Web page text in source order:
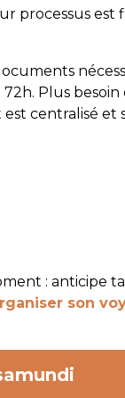
processus
Plus
centralisé et
: anticipe
son